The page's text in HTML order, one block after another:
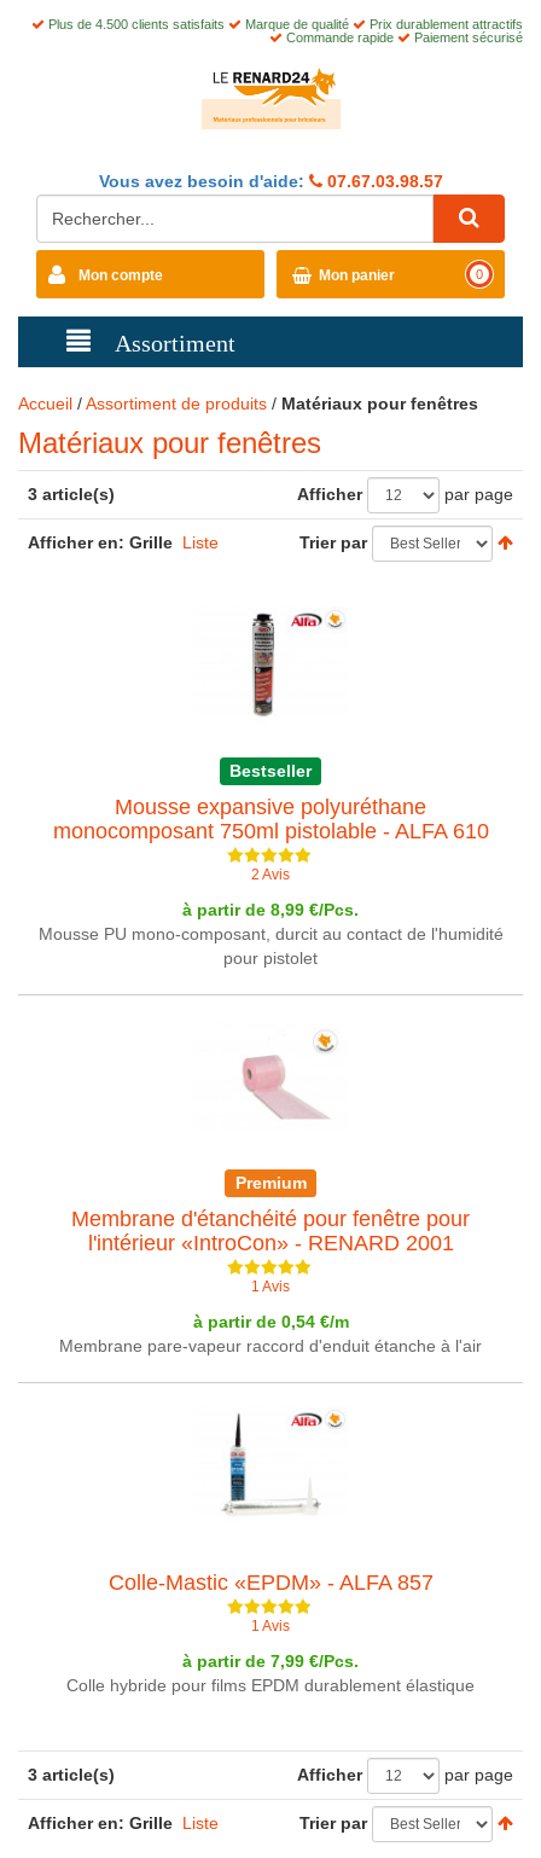
Plus de 4.500 clients satisfaits Marque de qualité
Prix durablement attractifs
Commande rapide
Paiement sécurisé
Vous avez besoin d'aide: 07.67.03.98.57
Mon compte Mon panier 0
Assortiment
Accueil /Assortiment de produits / Matériaux pour fenêtres
Matériaux pour fenêtres
3 article(s) Afficher par page
Afficher en: Grille Liste Trier par
Bestseller
Mousse expansive polyuréthane
monocomposant 750ml pistolable - ALFA 610
2 Avis
à partir de 8,99 €/Pcs.
Mousse PU mono-composant, durcit au contact de l'humidité
pour pistolet
Premium
Membrane d'étanchéité pour fenêtre pour
l'intérieur «IntroCon» - RENARD 2001
1 Avis
à partir de 0,54 €/m
Membrane pare-vapeur raccord d'enduit étanche à l'air
Colle-Mastic «EPDM» - ALFA 857
1 Avis
à partir de 7,99 €/Pcs.
Colle hybride pour films EPDM durablement élastique
3 article(s) Afficher par page
Afficher en: Grille Liste Trier par